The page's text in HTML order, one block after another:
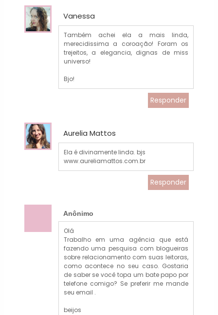
Vanessa
Também achei ela a mais linda,
merecidissima a coroação! Foram os
trejeitos, a elegancia, dignas de miss
universo!
Bjo!
Responder
Aurelia Mattos
Ela é divinamente linda. bjs
www.aureliamattos.com.br
Responder
Anônimo
Olá
Trabalho em uma agência que está
fazendo uma pesquisa com blogueiras
sobre relacionamento com suas leitoras,
como acontece no seu caso. Gostaria
de saber se você topa um bate papo por
telefone comigo? Se preferir me mande
seu email .
beijos